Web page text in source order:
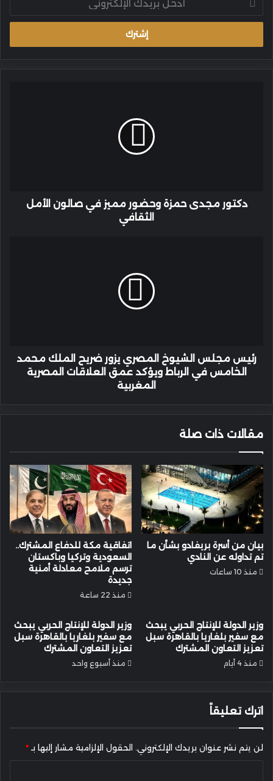
بريدك
الإلكتروني
دكتور مجدى حمزة وحضور مميز في صالون الأمل
الثقافي
في
الرباط
المغربية
رئيس مجلس الشيوخ المصري يزور ضريح الملك محمد
الخامس في الرباط ويؤكد عمق العلاقات المصرية
المغربية
مقالات ذات صلة
بيان من أسرة بريفادو بشأن ما
تم تداوله عن النادي
منذ 10 ساعات
اتفاقية مكة للدفاع المشترك..
السعودية وتركيا وباكستان
ترسم ملامح معادلة أمنية
جديدة
منذ 22 ساعة
وزير الدولة للإنتاج الحربي يبحث
مع سفير بلغاريا بالقاهرة سبل
تعزيز التعاون المشترك
منذ 4 أيام
وزير الدولة للإنتاج الحربي يبحث
مع سفير بلغاريا بالقاهرة سبل
تعزيز التعاون المشترك
منذ أسبوع واحد
اترك تعليقاً
لن يتم نشر عنوان بريدك الإلكتروني. الحقول الإلزامية مشار إليها بـ *